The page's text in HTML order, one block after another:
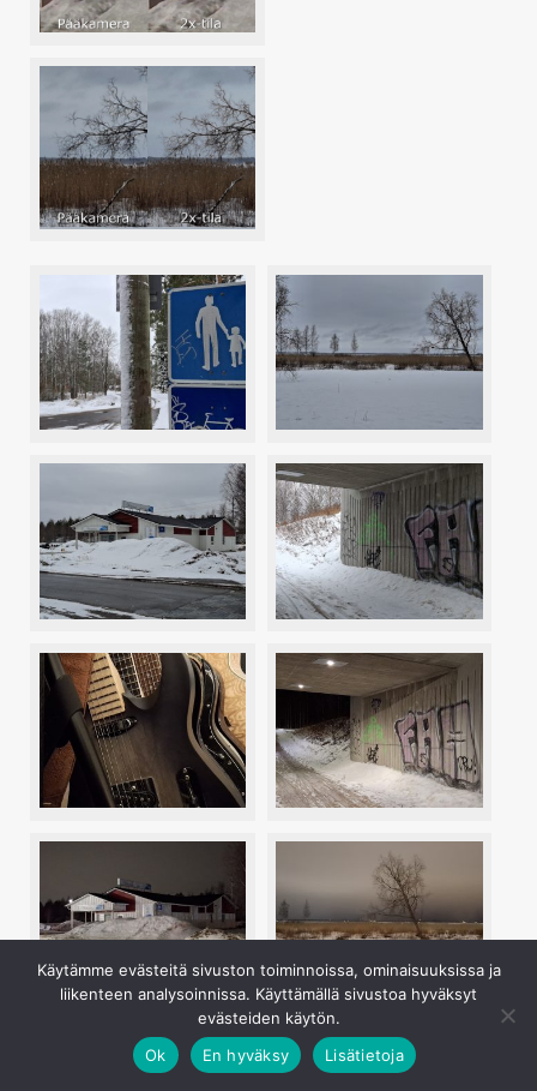
A35:n kamerasovellus tarjoaa myös 2x-tilan, vaikka
puhelimessa ei ole erillistä telekameraa. Tila vaikuttaisi
Käytämme evästeitä sivuston toiminnoissa, ominaisuuksissa ja
liikenteen analysoinnissa. Käyttämällä sivustoa hyväksyt
evästeiden käytön.
Ok
En hyväksy Lisätietoja